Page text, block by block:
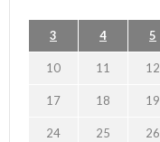
3 4 5
10 11 12
17 18 19
24 25 26